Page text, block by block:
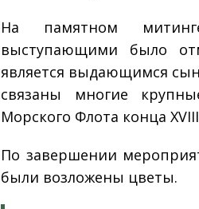
На памятном
выступающими было
является выдающимся
связаны многие
Морского Флота конца
По завершении
были возложены цветы.